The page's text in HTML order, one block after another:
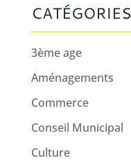
CATÉGORIES
3ème age
Aménagements
Commerce
Conseil Municipal
Culture